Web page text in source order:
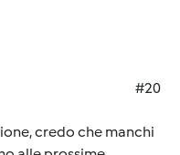
#20
credo che manchi